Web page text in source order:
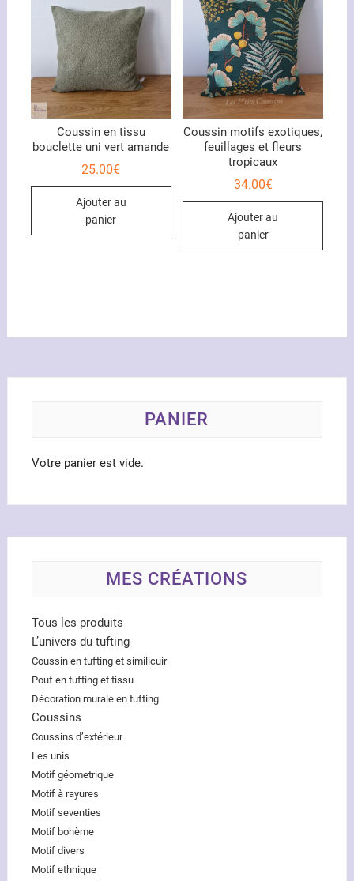
peuvent
choisies
sur
page
produit
Coussin en tissu
bouclette uni vert amande
25.00€
Ajouter au
panier
Coussin motifs exotiques,
feuillages et fleurs
tropicaux
34.00€
Ajouter au
panier
PANIER
Votre panier est vide.
MES CRÉATIONS
Tous les produits
L’univers du tufting
Coussin en tufting et similicuir
Pouf en tufting et tissu
Décoration murale en tufting
Coussins
Coussins d’extérieur
Les unis
Motif géometrique
Motif à rayures
Motif seventies
Motif bohème
Motif divers
Motif ethnique